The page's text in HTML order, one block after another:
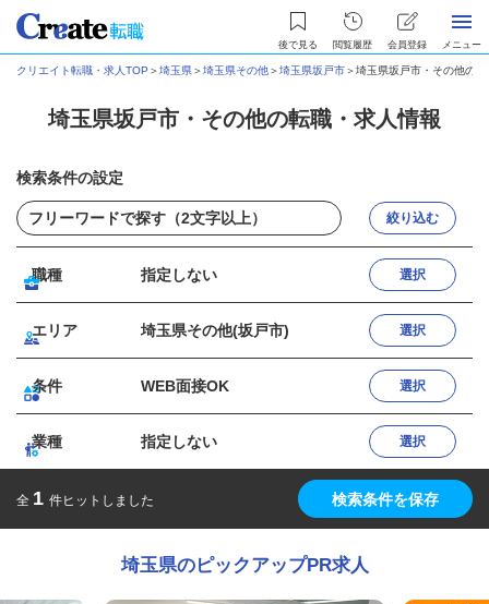
後で見る 閲覧履歴 会員登録 メニュー
クリエイト転職・求人TOP ＞埼玉県＞埼玉県その他＞埼玉県坂戸市＞埼玉県坂戸市・その他の
埼玉県坂戸市・その他の転職・求人情報
検索条件の設定
絞り込む
職種 指定しない 選択
エリア 埼玉県その他(坂戸市) 選択
条件 WEB面接OK 選択
業種 指定しない 選択
全 1 件ヒットしました 検索条件を保存
埼玉県のピックアップPR求人